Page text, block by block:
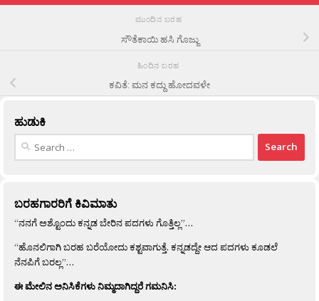
ಮುಂದಿನ ಬರಹ
ಸೌತೆಕಾಯಿ ಹಸಿ ಗೊಜ್ಜು
ಹಿಂದಿನ ಬರಹ
ಕವಿತೆ: ಮನ ಕದ್ದು ಹೋದವಳೇ
ಹುಡುಕಿ
Search
ಬರಹಗಾರರಿಗೆ ಕಿವಿಮಾತು
“ನನಗೆ ಅಶ್ಟೊಂದು ಕನ್ನಡ ಬೇರಿನ ಪದಗಳು ಗೊತ್ತಿಲ್ಲ”…
“ಹೊನಲಿಗಾಗಿ ಬರಹ ಬರೆಯೋದು ಕಶ್ಟವಾಗುತ್ತೆ. ಕನ್ನಡದ್ದೇ ಆದ ಪದಗಳು ಕೂಡಲೆ
ನೆನಪಿಗೆ ಬರಲ್ಲ”…
ಈ ಮೇಲಿನ ಅನಿಸಿಕೆಗಳು ನಿಮ್ಮದಾಗಿದ್ದರೆ ಗಮನಿಸಿ: